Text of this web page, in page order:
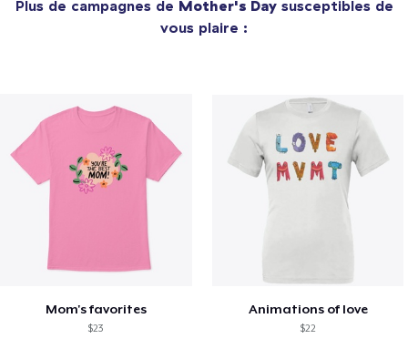
Plus de campagnes de Mother's Daysusceptibles de
vous plaire :
Mom's favorites
$23
Animations of love
$22